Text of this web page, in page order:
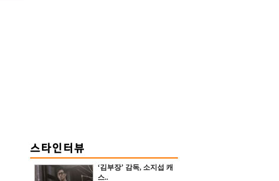
‘김부장’ 감독, 소지섭 캐
스..